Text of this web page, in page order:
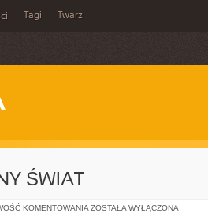
Tagi Twarz
ŚWIAT
KOMENTOWANIA KOŚCIÓŁ
ZOSTAŁA WYŁĄCZONA